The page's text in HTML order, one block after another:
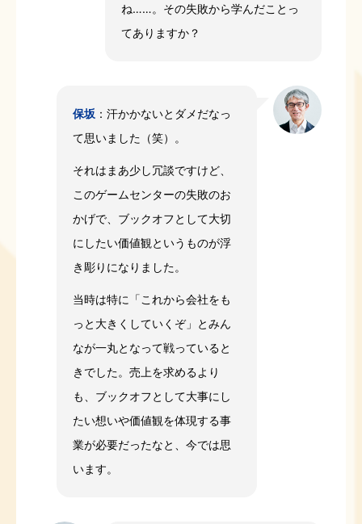
ね……。その失敗から学んだことっ
てありますか？
保坂 ：汗かかないとダメだなっ
て思いました（笑）。
それはまあ少し冗談ですけど、
このゲームセンターの失敗のお
かげで、ブックオフとして大切
にしたい価値観というものが浮
き彫りになりました。
当時は特に「これから会社をも
っと大きくしていくぞ」とみん
なが一丸となって戦っていると
きでした。売上を求めるより
も、ブックオフとして大事にし
たい想いや価値観を体現する事
業が必要だったなと、今では思
います。